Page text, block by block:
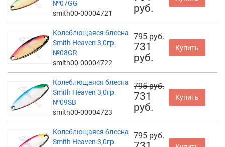
№07GG
smith00-00004721
руб.
Колеблющаяся блесна
Smith Heaven 3,0гр.
№08GR
smith00-00004722
795 руб.
731
руб.
Купить
Колеблющаяся блесна
Smith Heaven 3,0гр.
№09SB
smith00-00004723
795 руб.
731
руб.
Купить
Колеблющаяся блесна
Smith Heaven 3,0гр.
795 руб.